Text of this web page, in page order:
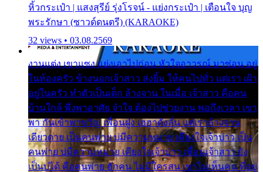
หิ้วกระเป๋า | แสงสุรีย์ รุ่งโรจน์ - แย่งกระเป๋า | เตือนใจ บุญ
พระรักษา (ซาวด์ดนตรี) (KARAOKE)
32 views • 03.08.2569
งานแต่ง เขาแซง แย่งเอาไปก่อน หัวใจอาวรณ์ มาซ่อน อยู่
ในห้องครัว ข้างนอกเจ้าสาว ส่งยิ้ม ให้คนไปทั่ว แต่เรา เฝ้า
อยู่ในครัว ทำตัวเป็นเด็ก ล้างจาน ในเมื่อ เจ้าสาว คือคน
บ้านใกล้ พึ่งพาอาศัย จำใจ ต้องไปช่วยงาน พอถึงเวลา เขา
พา กันเข้าพาขวัญ เพื่อนฝูง เฮฮาดังลั่น แต่เราล้างจาน
เดียวดาย เป็นคนพ่าย บ่มีความหมาย เคียงใจเจ้าบ่าว เป็น
คนพ่าย บ่มีความหมาย เคียงใจเจ้าบ่าว เพื่อนเจ้าสาว ยัง
เป็นบ่ได้ คือคนพ่าย ฮักคน ไม่มีใครสน เขาไม่เห็นคน ที่อยู่